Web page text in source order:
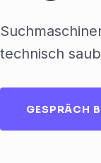
technisch
GESPRÄCH